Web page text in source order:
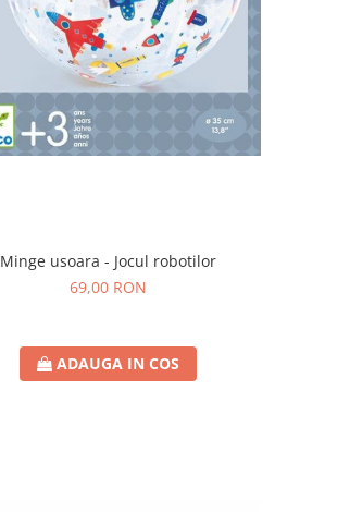
Minge usoara - Jocul robotilor
69,00 RON
ADAUGA IN COS